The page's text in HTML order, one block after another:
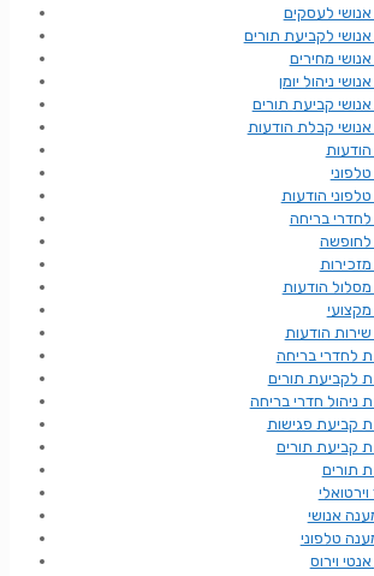
לעסקים
לקביעת תורים
מחירים
ניהול יומן
קביעת תורים
קבלת הודעות
הודעות
בריחה
הודעות
הודעות
לחדרי בריחה
לקביעת תורים
ניהול חדרי בריחה
קביעת פגישות
קביעת תורים
תורים
אנושי
טלפוני
אנטי וירוס